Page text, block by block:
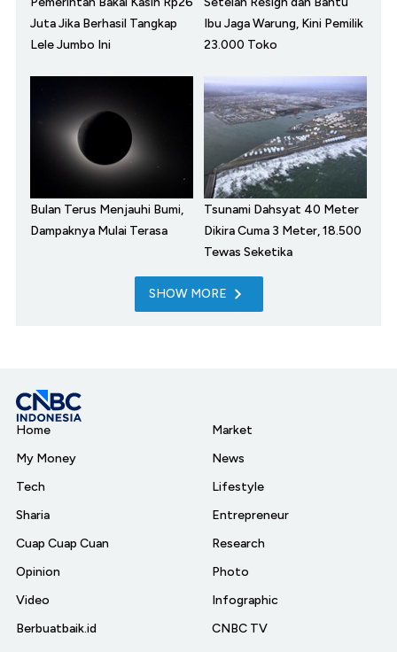
Juta Jika Berhasil Tangkap
Lele Jumbo Ini
Ibu Jaga Warung, Kini Pemilik
23.000 Toko
Bulan Terus Menjauhi Bumi,
Dampaknya Mulai Terasa
Tsunami Dahsyat 40 Meter
Dikira Cuma 3 Meter, 18.500
Tewas Seketika
SHOW MORE
Home
My Money
Tech
Sharia
Cuap Cuap Cuan
Opinion
Video
Berbuatbaik.id
Market
News
Lifestyle
Entrepreneur
Research
Photo
Infographic
CNBC TV